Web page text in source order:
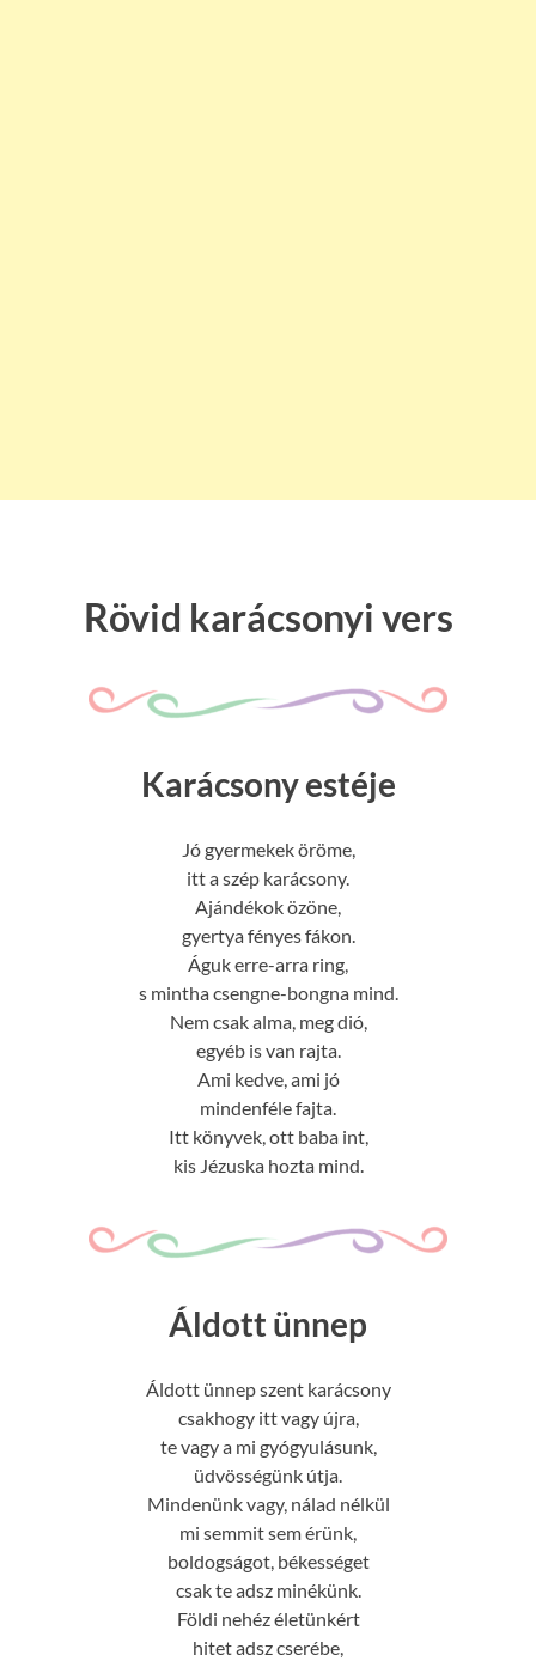
Rövid karácsonyi vers
Karácsony estéje
Jó gyermekek öröme,
itt a szép karácsony.
Ajándékok özöne,
gyertya fényes fákon.
Águk erre-arra ring,
s mintha csengne-bongna mind.
Nem csak alma, meg dió,
egyéb is van rajta.
Ami kedve, ami jó
mindenféle fajta.
Itt könyvek, ott baba int,
kis Jézuska hozta mind.
Áldott ünnep
Áldott ünnep szent karácsony
csakhogy itt vagy újra,
te vagy a mi gyógyulásunk,
üdvösségünk útja.
Mindenünk vagy, nálad nélkül
mi semmit sem érünk,
boldogságot, békességet
csak te adsz minékünk.
Földi nehéz életünkért
hitet adsz cserébe,